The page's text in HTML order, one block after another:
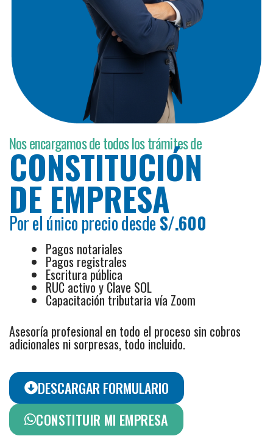
Nos encargamos de todos los trámites de
CONSTITUCIÓN
DE EMPRESA
Por el único precio desdeS/.600
Pagos notariales
Pagos registrales
Escritura pública
RUC activo y Clave SOL
Capacitación tributaria vía Zoom
Asesoría profesional en todo el proceso sin cobros
adicionales ni sorpresas, todo incluido.
DESCARGAR FORMULARIO
CONSTITUIR MI EMPRESA